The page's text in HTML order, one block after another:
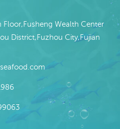
Floor,Fusheng Wealth Center
District,Fuzhou City,Fujian